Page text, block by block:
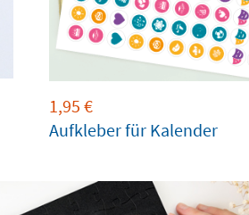
1,95 €
Aufkleber für Kalender